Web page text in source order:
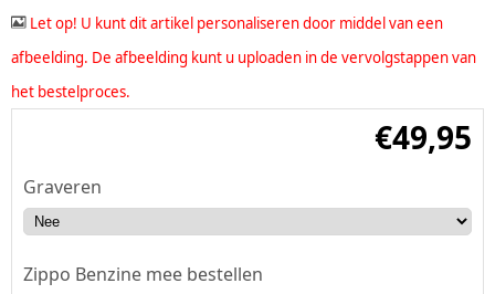
Let op! U kunt dit artikel personaliseren door middel van een
afbeelding. De afbeelding kunt u uploaden in de vervolgstappen van
het bestelproces.
€49,95
Graveren
Zippo Benzine mee bestellen